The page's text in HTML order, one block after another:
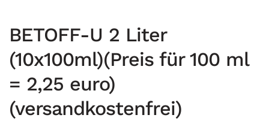
BETOFF-U 2 Liter
(10x100ml)(Preis für 100 ml
= 2,25 euro)
(versandkostenfrei)